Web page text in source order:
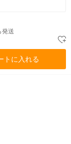
発送
トに入れる